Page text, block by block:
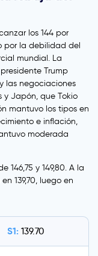
los 144 por
por la debilidad del
mundial. La
Trump
las negociaciones
y Japón, que Tokio
mantuvo los tipos en
e inflación,
moderada
146,75 y 149,80. A la
139,70, luego en
S1: 139.70